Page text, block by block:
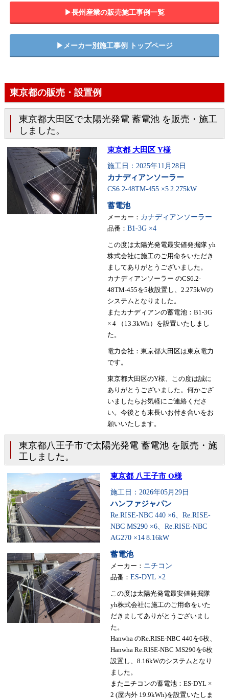
▶︎長州産業の販売施工事例一覧
▶︎メーカー別施工事例 トップページ
東京都の販売・設置例
東京都大田区で太陽光発電 蓄電池 を販売・施工
しました。
東京都 大田区 Y様
施工日：2025年11月28日
カナディアンソーラー
CS6.2-48TM-455 ×5 2.275kW
蓄電池
メーカー： カナディアンソーラー
品番： B1-3G ×4
この度は太陽光発電最安値発掘隊 yh
株式会社に施工のご用命をいただき
ましてありがとうございました。
カナディアンソーラー のCS6.2-
48TM-455を5枚設置し、2.275kWの
システムとなりました。
またカナディアンの蓄電池：B1-3G
× 4 （13.3kWh）を設置いたしまし
た。
電力会社：東京都大田区は東京電力
です。
東京都大田区のY様、この度は誠に
ありがとうございました。何かござ
いましたらお気軽にご連絡くださ
い。今後とも末長いお付き合いをお
願いいたします。
東京都八王子市で太陽光発電 蓄電池 を販売・施
工しました。
東京都 八王子市 O様
施工日：2026年05月29日
ハンファジャパン
Re.RISE-NBC 440 ×6、Re.RISE-
NBC MS290 ×6、Re.RISE-NBC
AG270 ×14 8.16kW
蓄電池
メーカー： ニチコン
品番： ES-DYL ×2
この度は太陽光発電最安値発掘隊
yh株式会社に施工のご用命をいた
だきましてありがとうございまし
た。
Hanwha のRe.RISE-NBC 440を6枚、
Hanwha Re.RISE-NBC MS290を6枚
設置し、8.16kWのシステムとなり
ました。
またニチコンの蓄電池：ES-DYL ×
2 (屋内外 19.9kWh)を設置いたしま